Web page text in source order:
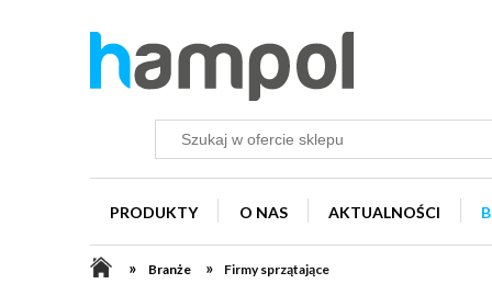
PRODUKTY O NAS AKTUALNOŚCI
» Branże » Firmy sprzątające